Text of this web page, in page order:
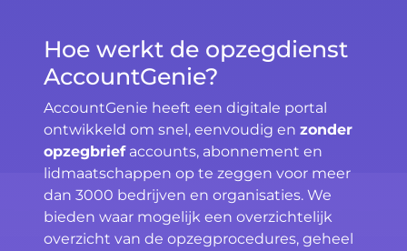
Hoe werkt de opzegdienst
AccountGenie?
AccountGenie heeft een digitale portal
ontwikkeld om snel, eenvoudig en zonder
opzegbriefaccounts, abonnement en
lidmaatschappen op te zeggen voor meer
dan 3000 bedrijven en organisaties. We
bieden waar mogelijk een overzichtelijk
overzicht van de opzegprocedures, geheel